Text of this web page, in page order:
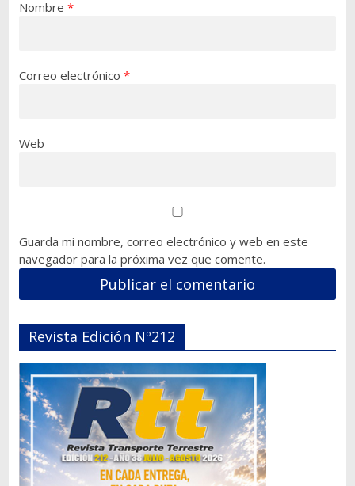
Nombre *
Correo electrónico *
Web
Guarda mi nombre, correo electrónico y web en este
navegador para la próxima vez que comente.
Revista Edición Nº212